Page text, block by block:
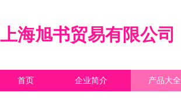
上海旭书贸易有限公司
首页 企业简介 产品大全